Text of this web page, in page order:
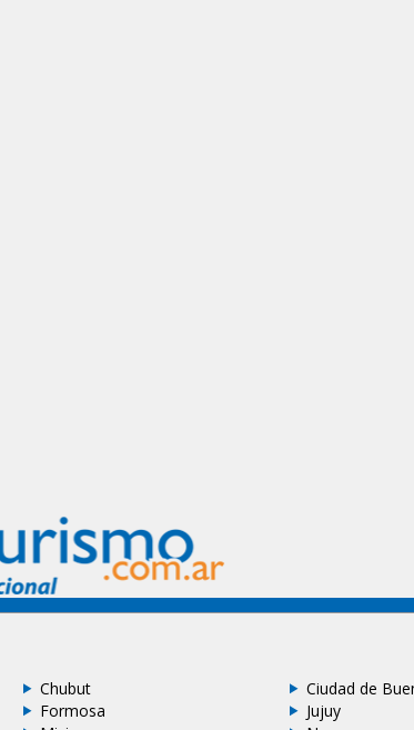
Chubut
Ciudad de
Formosa
Jujuy